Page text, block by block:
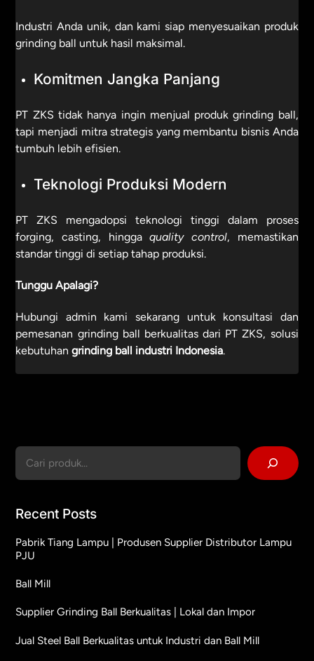
Industri Anda unik, dan kami siap menyesuaikan produk
grinding ball untuk hasil maksimal.
Komitmen Jangka Panjang
PT ZKS tidak hanya ingin menjual produk grinding ball,
tapi menjadi mitra strategis yang membantu bisnis Anda
tumbuh lebih efisien.
Teknologi Produksi Modern
PT ZKS mengadopsi teknologi tinggi dalam proses
forging, casting, hinggaquality control, memastikan
standar tinggi di setiap tahap produksi.
Tunggu Apalagi?
Hubungi admin kami sekarang untuk konsultasi dan
pemesanan grinding ball berkualitas dari PT ZKS, solusi
kebutuhangrinding ball industri Indonesia.
Cari
Recent Posts
Pabrik Tiang Lampu | Produsen Supplier Distributor Lampu
PJU
Ball Mill
Supplier Grinding Ball Berkualitas | Lokal dan Impor
Jual Steel Ball Berkualitas untuk Industri dan Ball Mill